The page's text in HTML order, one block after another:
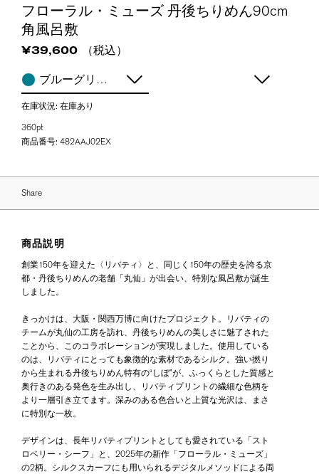
フローラル・ミューズ 丹後ちりめん90cm
角風呂敷
¥39,600
（税込）
ブルーグリーン
在庫状況: 在庫あり
360pt
商品番号: 482AAJ02EX
Share
商品説明
創業150年を迎えた〈リバティ〉と、同じく150年の歴史を誇る京
都・丹後ちりめんの老舗「丸仙」が出会い、特別な風呂敷が誕生
しました。
きっかけは、大阪・関西万博に向けたプロジェクト。リバティの
チームが丸仙の工房を訪れ、丹後ちりめんの美しさに魅了された
ことから、このコラボレーションが実現しました。使用している
のは、リバティにとっても象徴的な素材であるシルク。強い撚り
から生まれる丹後ちりめん特有の“しぼ”が、ふっくらとした質感と
奥行きのある発色を生み出し、リバティプリントの繊細な色柄を
より一層引き立てます。深みのある色合いと上質な光沢は、まさ
に特別な一枚。
デザインは、長年リバティプリントとしても愛されている「スト
ロベリー・シーフ」と、2025年の新作「フローラル・ミューズ」
の2柄。シルクスカーフにも用いられるデジタルメソッドによる両